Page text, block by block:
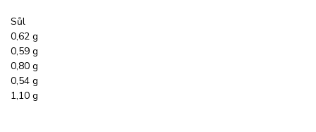
Sůl
0,62 g
0,59 g
0,80 g
0,54 g
1,10 g